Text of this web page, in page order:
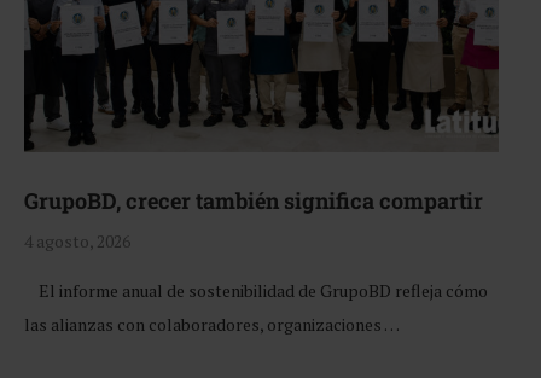
GrupoBD, crecer también significa compartir
4 agosto, 2026
El informe anual de sostenibilidad de GrupoBD refleja cómo
las alianzas con colaboradores, organizaciones …